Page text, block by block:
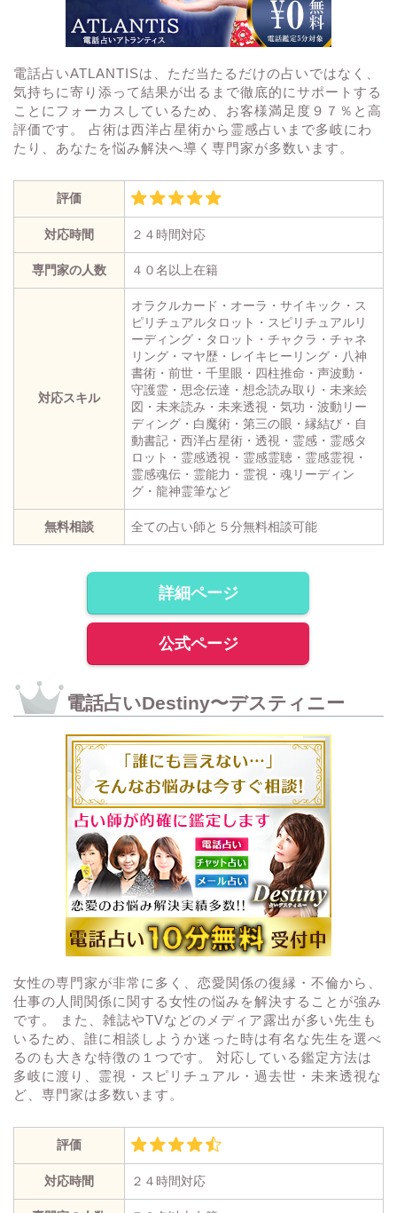
電話占いATLANTISは、ただ当たるだけの占いではなく、
気持ちに寄り添って結果が出るまで徹底的にサポートする
ことにフォーカスしているため、お客様満足度９７％と高
評価です。 占術は西洋占星術から霊感占いまで多岐にわ
たり、あなたを悩み解決へ導く専門家が多数います。
評価
対応時間 ２４時間対応
専門家の人数 ４０名以上在籍
対応スキル
オラクルカード・オーラ・サイキック・ス
ピリチュアルタロット・スピリチュアルリ
ーディング・タロット・チャクラ・チャネ
リング・マヤ歴・レイキヒーリング・八神
書術・前世・千里眼・四柱推命・声波動・
守護霊・思念伝達・想念読み取り・未来絵
図・未来読み・未来透視・気功・波動リー
ディング・白魔術・第三の眼・縁結び・自
動書記・西洋占星術・透視・霊感・霊感タ
ロット・霊感透視・霊感霊聴・霊感霊視・
霊感魂伝・霊能力・霊視・魂リーディン
グ・龍神霊筆など
無料相談 全ての占い師と５分無料相談可能
詳細ページ
公式ページ
電話占いDestiny〜デスティニー
女性の専門家が非常に多く、恋愛関係の復縁・不倫から、
仕事の人間関係に関する女性の悩みを解決することが強み
です。 また、雑誌やTVなどのメディア露出が多い先生も
いるため、誰に相談しようか迷った時は有名な先生を選べ
るのも大きな特徴の１つです。 対応している鑑定方法は
多岐に渡り、霊視・スピリチュアル・過去世・未来透視な
ど、専門家は多数います。
評価
対応時間 ２４時間対応